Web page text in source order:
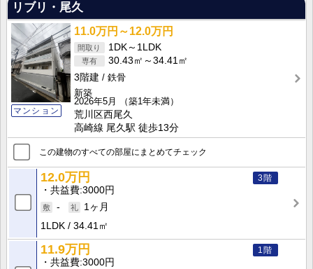
リブリ・尾久
マンション
11.0万円～12.0万円
1DK～1LDK
30.43㎡～34.41㎡
3階建
鉄骨
新築
2026年5月
（築1年未満）
荒川区西尾久
高崎線 尾久駅 徒歩13分
この建物のすべての部屋にまとめてチェック
3階
12.0万円
共益費 3000円
-
1ヶ月
1LDK
34.41㎡
1階
11.9万円
共益費 3000円